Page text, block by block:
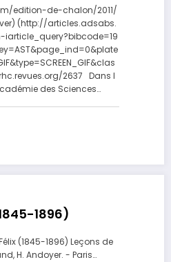
edition-de-chalon/2011/
(http://articles.adsabs.
2637 Dans l
des Sciences…
1896)
(1845-1896) Leçons de
H. Andoyer. - Paris…